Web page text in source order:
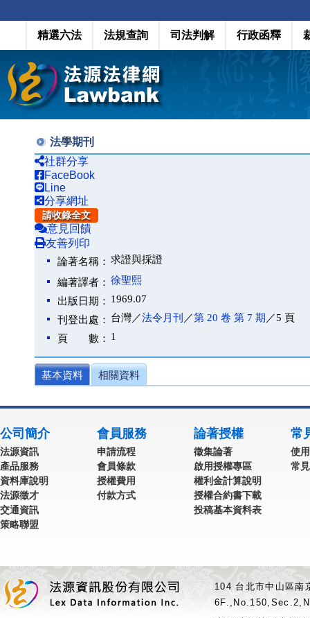
精選六法 法規查詢 司法判解 行政函釋
法學期刊
社群分享
FaceBook
Line
分享網址
請收錄全文
意見回饋
友善列印
論著名稱： 求證與採證
編著譯者： 徐聖熙
出版日期： 1969.07
刊登出處： 台灣／法令月刊 ／第 20 卷 第 7 期 ／5 頁
頁 數： 1
基本資料 相關資料
公司簡介
法源資訊
產品服務
資料庫說明
法源徵才
交通資訊
策略聯盟
會員服務
申請流程
會員條款
授權費用
付款方式
論著授權
徵集論著
啟用授權專區
權利金計算說明
授權合約書下載
投稿基本資料表
常
使
常
104 台北市中山區